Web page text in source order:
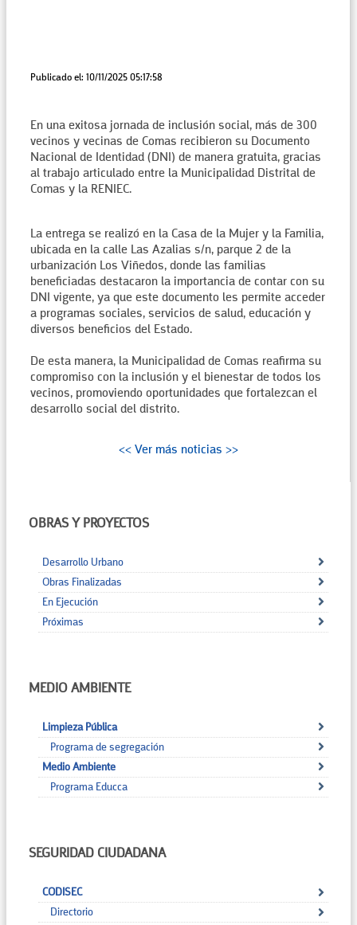
Publicado el: 10/11/2025 05:17:58
En una exitosa jornada de inclusión social, más de 300
vecinos y vecinas de Comas recibieron su Documento
Nacional de Identidad (DNI) de manera gratuita, gracias
al trabajo articulado entre la Municipalidad Distrital de
Comas y la RENIEC.
La entrega se realizó en la Casa de la Mujer y la Familia,
ubicada en la calle Las Azalias s/n, parque 2 de la
urbanización Los Viñedos, donde las familias
beneficiadas destacaron la importancia de contar con su
DNI vigente, ya que este documento les permite acceder
a programas sociales, servicios de salud, educación y
diversos beneficios del Estado.
De esta manera, la Municipalidad de Comas reafirma su
compromiso con la inclusión y el bienestar de todos los
vecinos, promoviendo oportunidades que fortalezcan el
desarrollo social del distrito.
<< Ver más noticias >>
OBRAS Y PROYECTOS
Desarrollo Urbano
Obras Finalizadas
En Ejecución
Próximas
MEDIO AMBIENTE
Limpieza Pública
Programa de segregación
Medio Ambiente
Programa Educca
SEGURIDAD CIUDADANA
CODISEC
Directorio